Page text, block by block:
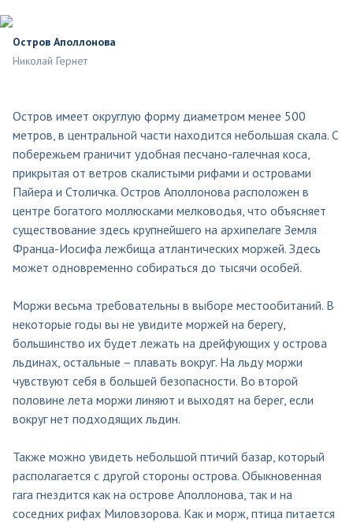
Остров Аполлонова
Николай Гернет
Остров имеет округлую форму диаметром менее 500
метров, в центральной части находится небольшая скала. С
побережьем граничит удобная песчано-галечная коса,
прикрытая от ветров скалистыми рифами и островами
Пайера и Столичка. Остров Аполлонова расположен в
центре богатого моллюсками мелководья, что объясняет
существование здесь крупнейшего на архипелаге Земля
Франца-Иосифа лежбища атлантических моржей. Здесь
может одновременно собираться до тысячи особей.
Моржи весьма требовательны в выборе местообитаний. В
некоторые годы вы не увидите моржей на берегу,
большинство их будет лежать на дрейфующих у острова
льдинах, остальные – плавать вокруг. На льду моржи
чувствуют себя в большей безопасности. Во второй
половине лета моржи линяют и выходят на берег, если
вокруг нет подходящих льдин.
Также можно увидеть небольшой птичий базар, который
располагается с другой стороны острова. Обыкновенная
гага гнездится как на острове Аполлонова, так и на
соседних рифах Миловзорова. Как и морж, птица питается